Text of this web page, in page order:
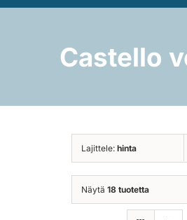
PerämoottoritCastello
Lajittele: hinta
Näytä 18 tuotetta